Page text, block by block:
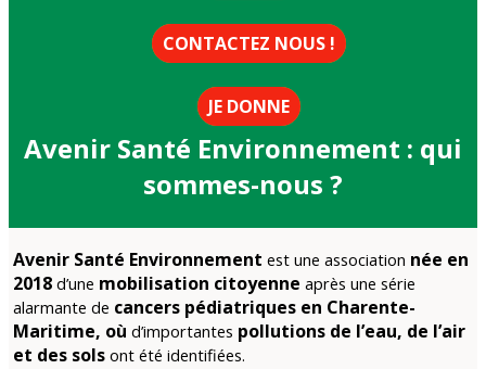
CONTACTEZ NOUS !
JE DONNE
Avenir Santé Environnement : qui
sommes-nous ?
Avenir Santé Environnement est une association née en
2018 d’une mobilisation citoyenne après une série
alarmante de cancers pédiatriques en Charente-
Maritime, où d’importantes pollutions de l’eau, de l’air
et des sols ont été identifiées.